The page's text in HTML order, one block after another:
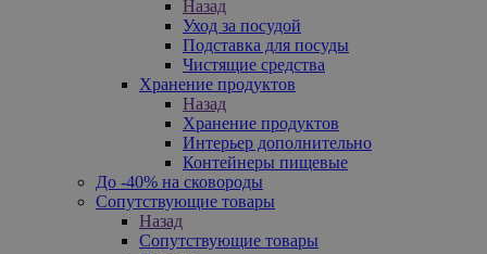
Назад
Уход за посудой
Подставка для посуды
Чистящие средства
Хранение продуктов
Назад
Хранение продуктов
Интерьер дополнительно
Контейнеры пищевые
До -40% на сковороды
Сопутствующие товары
Назад
Сопутствующие товары